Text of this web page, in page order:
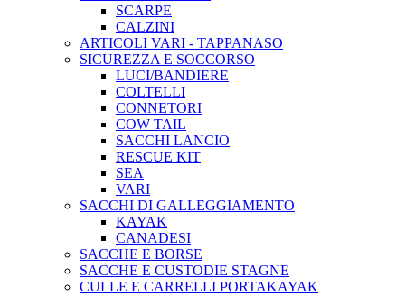
SCARPE
CALZINI
ARTICOLI VARI - TAPPANASO
SICUREZZA E SOCCORSO
LUCI/BANDIERE
COLTELLI
CONNETORI
COW TAIL
SACCHI LANCIO
RESCUE KIT
SEA
VARI
SACCHI DI GALLEGGIAMENTO
KAYAK
CANADESI
SACCHE E BORSE
SACCHE E CUSTODIE STAGNE
CULLE E CARRELLI PORTAKAYAK